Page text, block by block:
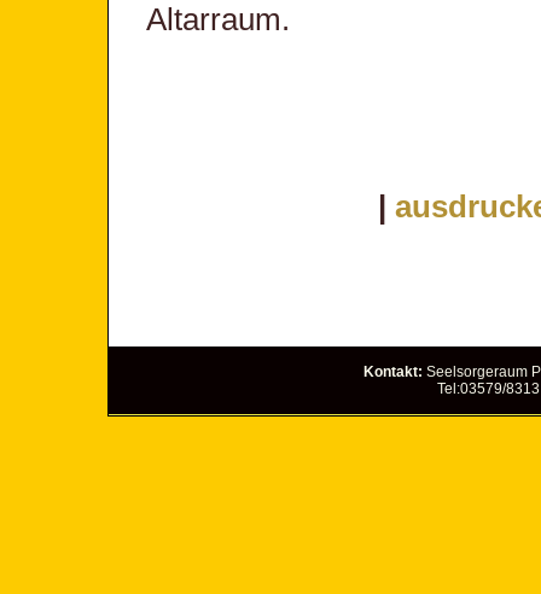
Altarraum.
Kontakt: Seelsorgeraum
Tel:03579/